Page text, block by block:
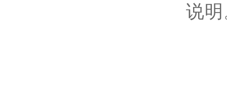
说